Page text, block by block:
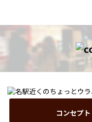
コンセプト